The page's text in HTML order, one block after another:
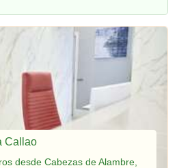
Callao
desde Cabezas de Alambre,